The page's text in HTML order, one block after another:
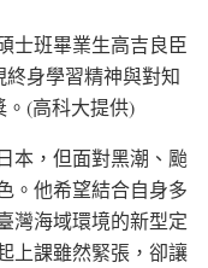
士班畢業生高吉良臣
身學習精神與對知
(高科大提供)
本，但面對黑潮、颱
。他希望結合自身多
灣海域環境的新型定
上課雖然緊張，卻讓